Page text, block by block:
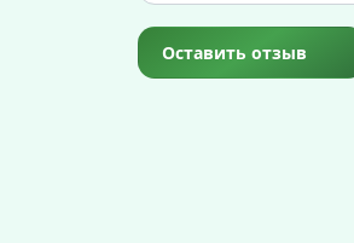
Оставить отзыв